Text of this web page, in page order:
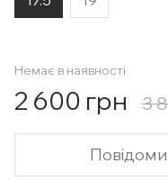
Немає в наявності
2 600 грн 3